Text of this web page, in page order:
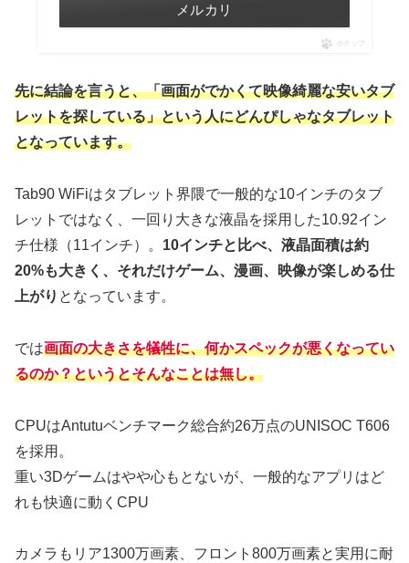
メルカリ
ポチップ
先に結論を言うと、「画面がでかくて映像綺麗な安いタブ
レットを探している」という人にどんぴしゃなタブレット
となっています。
Tab90 WiFiはタブレット界隈で一般的な10インチのタブ
レットではなく、一回り大きな液晶を採用した10.92イン
チ仕様（11インチ）。 10インチと比べ、液晶面積は約
20%も大きく、それだけゲーム、漫画、映像が楽しめる仕
上がり となっています。
では画面の大きさを犠牲に、何かスペックが悪くなってい
るのか？というとそんなことは無し。
CPUはAntutuベンチマーク総合約26万点のUNISOC T606
を採用。
重い3Dゲームはやや心もとないが、一般的なアプリはど
れも快適に動くCPU
カメラもリア1300万画素、フロント800万画素と実用に耐